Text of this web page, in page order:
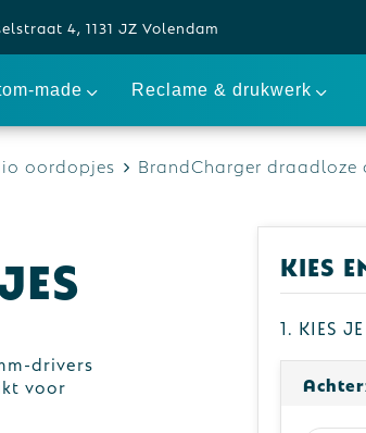
4, 1131 JZ Volendam
made Reclame & drukwerk
oordopjes BrandCharger draadloze
drivers
voor
Kies
1. Kies